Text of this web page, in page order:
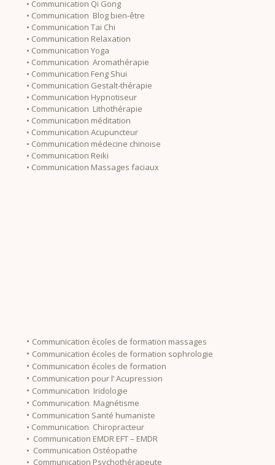
• Communication Qi Gong
• Communication Blog bien-être
• Communication Tai Chi
• Communication Relaxation
• Communication Yoga
• Communication Aromathérapie
• Communication Feng Shui
• Communication Gestalt-thérapie
• Communication Hypnotiseur
• Communication Lithothérapie
• Communication méditation
• Communication Acupuncteur
• Communication médecine chinoise
• Communication Reiki
• Communication Massages faciaux
• Communication écoles de formation massages
• Communication écoles de formation sophrologie
• Communication écoles de formation
• Communication pour l’ Acupression
• Communication Iridologie
• Communication Magnétisme
• Communication Santé humaniste
• Communication Chiropracteur
• Communication EMDR EFT – EMDR
• Communication Ostéopathe
• Communication Psychothérapeute